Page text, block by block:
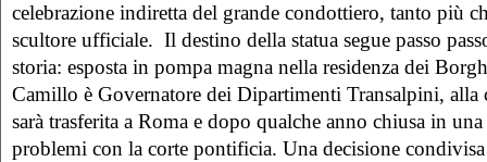
celebrazione indiretta del grande condottiero, tanto più
scultore ufficiale. Il destino della statua segue passo
storia: esposta in pompa magna nella residenza dei
Camillo è Governatore dei Dipartimenti Transalpini, alla
sarà trasferita a Roma e dopo qualche anno chiusa in una
problemi con la corte pontificia. Una decisione condivisa